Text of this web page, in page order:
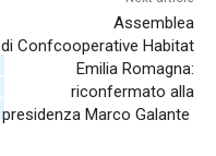
Assemblea
di Confcooperative Habitat
Emilia Romagna:
riconfermato alla
presidenza Marco Galante